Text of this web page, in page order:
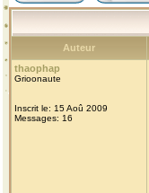
Auteur
thaophap
Grioonaute
Inscrit le: 15 Aoû 2009
Messages: 16